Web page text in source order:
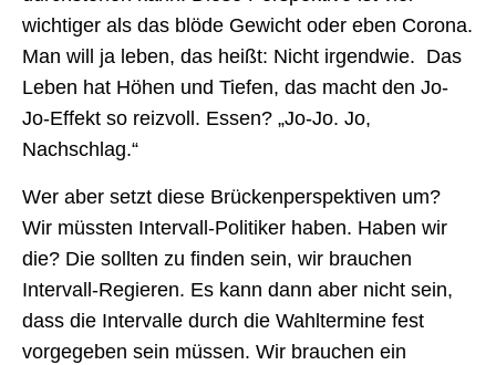
wichtiger als das blöde Gewicht oder eben Corona.
Man will ja leben, das heißt: Nicht irgendwie. Das
Leben hat Höhen und Tiefen, das macht den Jo-
Jo-Effekt so reizvoll. Essen? „Jo-Jo. Jo,
Nachschlag.“
Wer aber setzt diese Brückenperspektiven um?
Wir müssten Intervall-Politiker haben. Haben wir
die? Die sollten zu finden sein, wir brauchen
Intervall-Regieren. Es kann dann aber nicht sein,
dass die Intervalle durch die Wahltermine fest
vorgegeben sein müssen. Wir brauchen ein